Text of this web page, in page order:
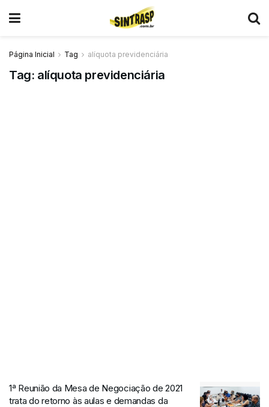
Página Inicial Tag alíquota previdenciária
Tag: alíquota previdenciária
1ª Reunião da Mesa de Negociação de 2021
trata do retorno às aulas e demandas da